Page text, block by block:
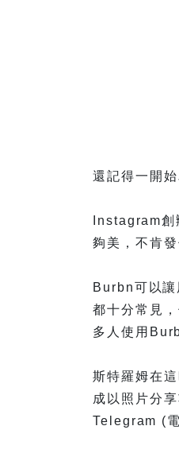
還記得一開
Instagram
夠美，不肯
Burbn可以讓
都十分常見
多人使用
斯特羅姆在
成以照片分
Telegram (